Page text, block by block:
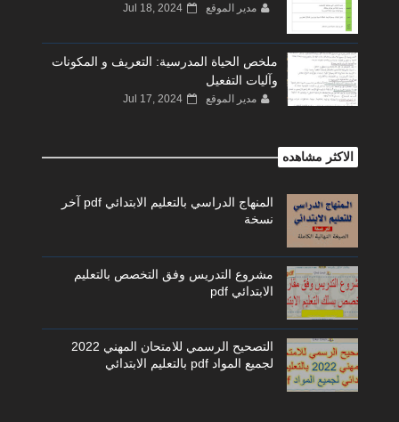
مدير الموقع Jul 18, 2024
ملخص الحياة المدرسية: التعريف و المكونات
وآليات التفعيل
مدير الموقع Jul 17, 2024
الاكثر مشاهده
المنهاج الدراسي بالتعليم الابتدائي pdf آخر
نسخة
مشروع التدريس وفق التخصص بالتعليم
الابتدائي pdf
التصحيح الرسمي للامتحان المهني 2022
لجميع المواد pdf بالتعليم الابتدائي